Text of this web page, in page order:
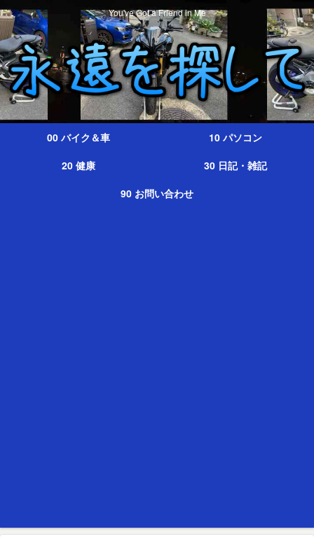
You've Got a Friend in Me
00 バイク＆車
10 パソコン
20 健康
30 日記・雑記
90 お問い合わせ